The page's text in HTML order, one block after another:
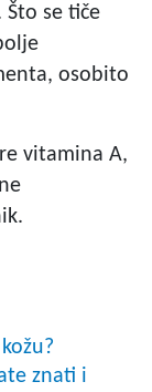
se tiče
osobito
vitamina A,
znati i